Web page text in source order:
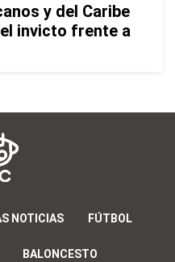
y del Caribe
invicto frente a
NOTICIAS FÚTBOL
BALONCESTO